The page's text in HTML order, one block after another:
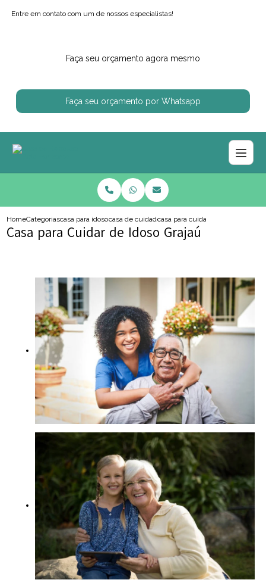
Entre em contato com um de nossos especialistas!
Faça seu orçamento agora mesmo
Faça seu orçamento por Whatsapp
HomeCategoriascasa para idososcasa de cuidado para idosocasa para cuidar de idoso grajau
Casa para Cuidar de Idoso Grajaú